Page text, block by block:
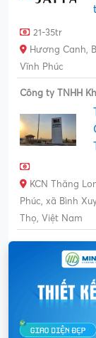
21-35tr
Hương Canh,
Vĩnh Phúc
Công ty TNHH
KCN Thăng
Phúc, xã Bình
Thọ, Việt Nam